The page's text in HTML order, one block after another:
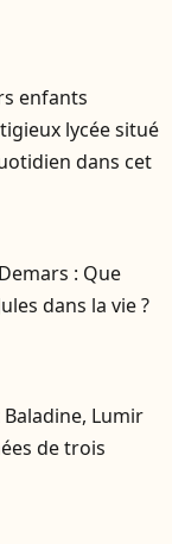
enfants
lycée situé
dans cet
: Que
dans la vie ?
Lumir
de trois